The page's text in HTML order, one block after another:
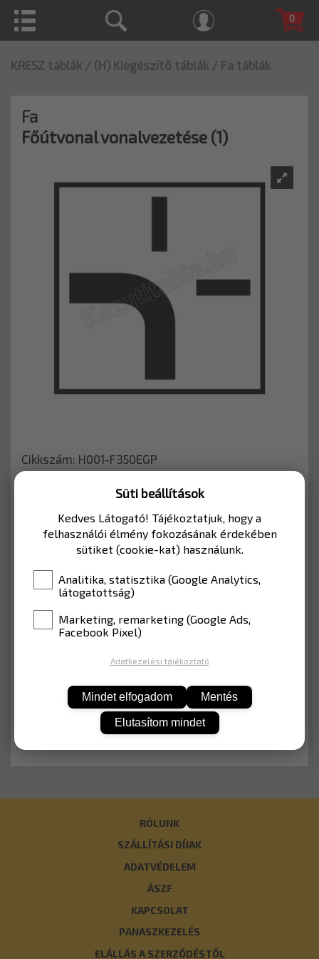
0
KRESZ táblák / (H) Kiegészítő táblák / Fa táblák
Fa
Főútvonal vonalvezetése (1)
Cikkszám: H001-F350EGP
MÉRET 350*350
ANYAG EGP fóliával (Lakott terület)
7 264 Ft
Nettó: 5 720 Ft
KOSÁRBA
RÓLUNK
SZÁLLÍTÁSI DÍJAK
ADATVÉDELEM
ÁSZF
KAPCSOLAT
PANASZKEZELÉS
ELÁLLÁS A SZERZŐDÉSTŐL
Süti beállítások
Kedves Látogató! Tájékoztatjuk, hogy a
felhasználói élmény fokozásának érdekében
sütiket (cookie-kat) használunk.
Analitika, statisztika (Google Analytics,
látogatottság)
Marketing, remarketing (Google Ads,
Facebook Pixel)
Adatkezelési tájékoztató
Mindet elfogadom Mentés
Elutasítom mindet